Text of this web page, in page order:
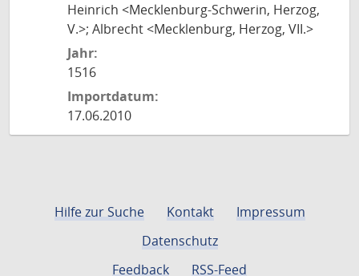
Heinrich <Mecklenburg-Schwerin, Herzog,
V.>; Albrecht <Mecklenburg, Herzog, VII.>
Jahr:
1516
Importdatum:
17.06.2010
Hilfe zur Suche Kontakt
Impressum
Datenschutz
Feedback
RSS-Feed